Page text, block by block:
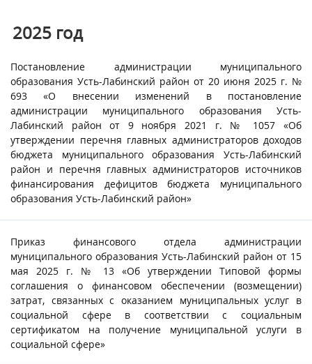
2025 год
Постановление администрации муниципального
образования Усть-Лабинский район от 20 июня 2025 г. №
693 «О внесении изменений в постановление
администрации муниципального образования Усть-
Лабинский район от 9 ноября 2021 г. № 1057 «Об
утверждении перечня главных администраторов доходов
бюджета муниципального образования Усть-Лабинский
район и перечня главных администраторов источников
финансирования дефицитов бюджета муниципального
образования Усть-Лабинский район»
Приказ финансового отдела администрации
муниципального образования Усть-Лабинский район от 15
мая 2025 г. № 13 «Об утверждении Типовой формы
соглашения о финансовом обеспечении (возмещении)
затрат, связанных с оказанием муниципальных услуг в
социальной сфере в соответствии с социальным
сертификатом на получение муниципальной услуги в
социальной сфере»